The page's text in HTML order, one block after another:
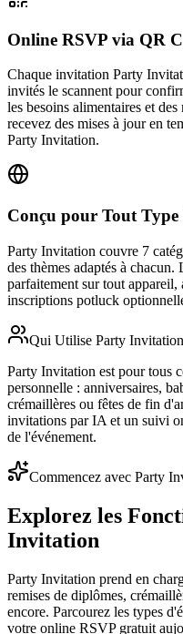
Online RSVP via QR
Chaque invitation Party
invités le scannent pour
les besoins alimentaires et
recevez des mises à jour en
Party Invitation.
Conçu pour Tout Type
Party Invitation couvre 7
des thèmes adaptés à
parfaitement sur tout appareil,
inscriptions potluck
Qui Utilise Party Invitation
Party Invitation est pour tous
personnelle : anniversaires,
crémaillères ou fêtes de fin
invitations par IA et un suivi
de l'événement.
Commencez avec Party
Explorez les
Invitation
Party Invitation prend en
remises de diplômes,
encore. Parcourez les types
votre online RSVP gratuit